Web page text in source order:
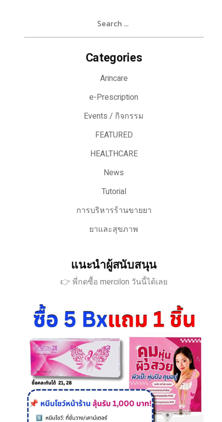
Categories
Arincare
e-Prescription
Events / กิจกรรม
FEATURED
HEALTHCARE
News
Tutorial
การบริหารร้านขายยา
ยาและสุขภาพ
แนะนำผู้สนับสนุน
👉 พี่กดซื้อ mercilon วันนี้ได้เลย